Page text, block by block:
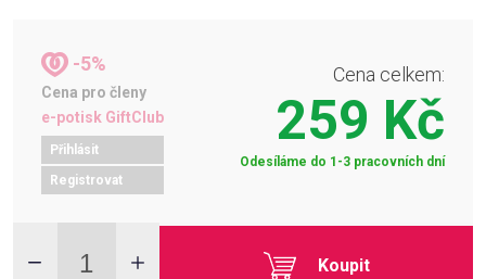
-5%
Cena pro členy
e-potisk GiftClub
Přihlásit
Registrovat
Cena celkem:
259 Kč
Odesíláme do 1-3 pracovních dní
Koupit